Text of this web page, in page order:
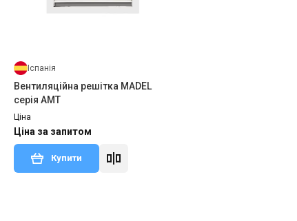
Іспанія
Вентиляційна решітка MADEL
серія AMT
Ціна
Ціна за запитом
Купити